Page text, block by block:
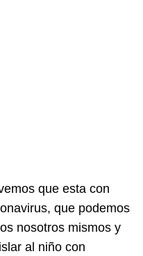
que esta con
que podemos
nosotros mismos y
al niño con